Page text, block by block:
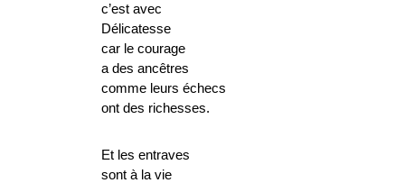
c’est avec
Délicatesse
car le courage
a des ancêtres
comme leurs échecs
ont des richesses.
Et les entraves
sont à la vie